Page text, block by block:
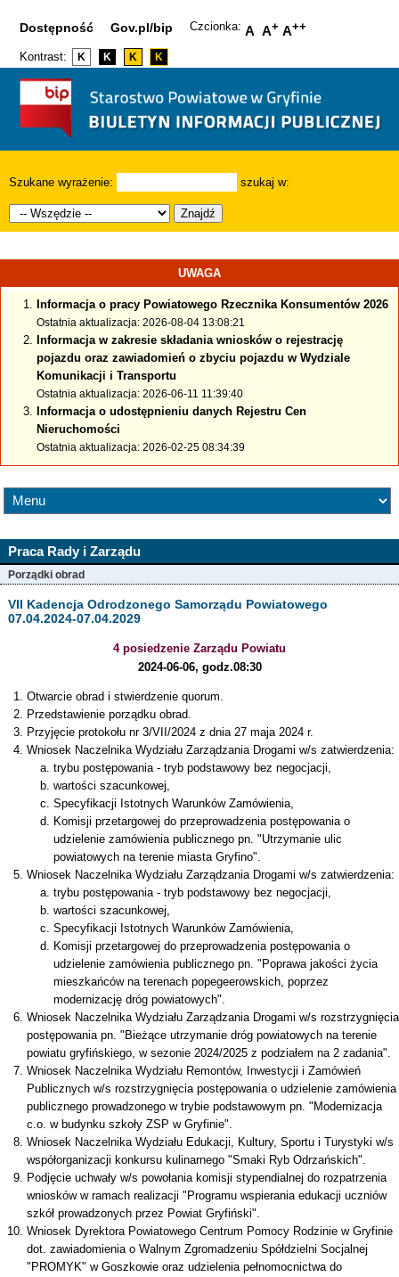
Dostępność Gov.pl/bip Czcionka: A A+ A++
Kontrast: K K K K
Szukane wyrażenie: szukaj w:
Znajdź
UWAGA
Informacja o pracy Powiatowego Rzecznika Konsumentów 2026
Ostatnia aktualizacja: 2026-08-04 13:08:21
Informacja w zakresie składania wniosków o rejestrację
pojazdu oraz zawiadomień o zbyciu pojazdu w Wydziale
Komunikacji i Transportu
Ostatnia aktualizacja: 2026-06-11 11:39:40
Informacja o udostępnieniu danych Rejestru Cen
Nieruchomości
Ostatnia aktualizacja: 2026-02-25 08:34:39
Praca Rady i Zarządu
Porządki obrad
VII Kadencja Odrodzonego Samorządu Powiatowego
07.04.2024-07.04.2029
4 posiedzenie Zarządu Powiatu
2024-06-06, godz.08:30
Otwarcie obrad i stwierdzenie quorum.
Przedstawienie porządku obrad.
Przyjęcie protokołu nr 3/VII/2024 z dnia 27 maja 2024 r.
Wniosek Naczelnika Wydziału Zarządzania Drogami w/s zatwierdzenia:
trybu postępowania - tryb podstawowy bez negocjacji,
wartości szacunkowej,
Specyfikacji Istotnych Warunków Zamówienia,
Komisji przetargowej do przeprowadzenia postępowania o
udzielenie zamówienia publicznego pn. "Utrzymanie ulic
powiatowych na terenie miasta Gryfino".
Wniosek Naczelnika Wydziału Zarządzania Drogami w/s zatwierdzenia:
trybu postępowania - tryb podstawowy bez negocjacji,
wartości szacunkowej,
Specyfikacji Istotnych Warunków Zamówienia,
Komisji przetargowej do przeprowadzenia postępowania o
udzielenie zamówienia publicznego pn. "Poprawa jakości życia
mieszkańców na terenach popegeerowskich, poprzez
modernizację dróg powiatowych".
Wniosek Naczelnika Wydziału Zarządzania Drogami w/s rozstrzygnięcia
postępowania pn. "Bieżące utrzymanie dróg powiatowych na terenie
powiatu gryfińskiego, w sezonie 2024/2025 z podziałem na 2 zadania".
Wniosek Naczelnika Wydziału Remontów, Inwestycji i Zamówień
Publicznych w/s rozstrzygnięcia postępowania o udzielenie zamówienia
publicznego prowadzonego w trybie podstawowym pn. "Modernizacja
c.o. w budynku szkoły ZSP w Gryfinie".
Wniosek Naczelnika Wydziału Edukacji, Kultury, Sportu i Turystyki w/s
współorganizacji konkursu kulinarnego "Smaki Ryb Odrzańskich".
Podjęcie uchwały w/s powołania komisji stypendialnej do rozpatrzenia
wniosków w ramach realizacji "Programu wspierania edukacji uczniów
szkół prowadzonych przez Powiat Gryfiński".
Wniosek Dyrektora Powiatowego Centrum Pomocy Rodzinie w Gryfinie
dot. zawiadomienia o Walnym Zgromadzeniu Spółdzielni Socjalnej
"PROMYK" w Goszkowie oraz udzielenia pełnomocnictwa do